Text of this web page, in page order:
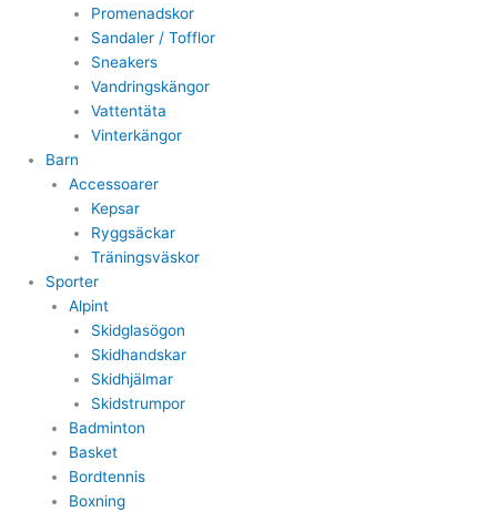
Promenadskor
Sandaler / Tofflor
Sneakers
Vandringskängor
Vattentäta
Vinterkängor
Barn
Accessoarer
Kepsar
Ryggsäckar
Träningsväskor
Sporter
Alpint
Skidglasögon
Skidhandskar
Skidhjälmar
Skidstrumpor
Badminton
Basket
Bordtennis
Boxning